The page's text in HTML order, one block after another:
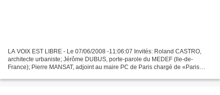
LA VOIX EST LIBRE - Le 07/06/2008 -11:06:07 Invités: Roland CASTRO,
architecte urbaniste; Jérôme DUBUS, porte-parole du MEDEF (lle-de-
France); Pierre MANSAT, adjoint au maire PC de Paris chargé de «Paris